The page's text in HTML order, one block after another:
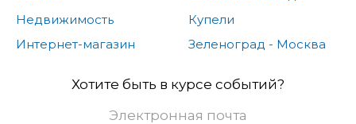
Недвижимость
Интернет-магазин
Купели
Зеленоград - Москва
Хотите быть в курсе событий?